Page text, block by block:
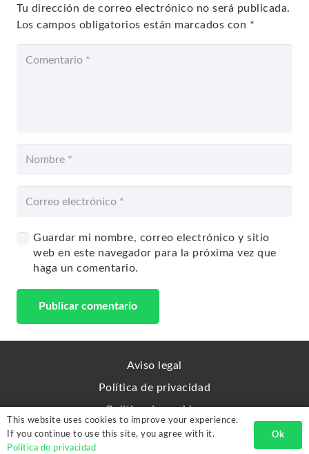
Tu dirección de correo electrónico no será publicada.
Los campos obligatorios están marcados con *
Guardar mi nombre, correo electrónico y sitio
web en este navegador para la próxima vez que
haga un comentario.
Publicar comentario
Aviso legal
Política de privacidad
Política de cookies
Sitemap
This website uses cookies to improve your experience.
If you continue to use this site, you agree with it.
Política de privacidad
Ok